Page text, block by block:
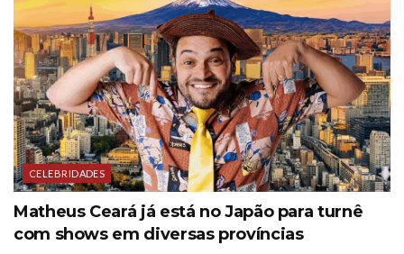
CELEBRIDADES
Matheus Ceará já está no Japão para turnê
com shows em diversas províncias